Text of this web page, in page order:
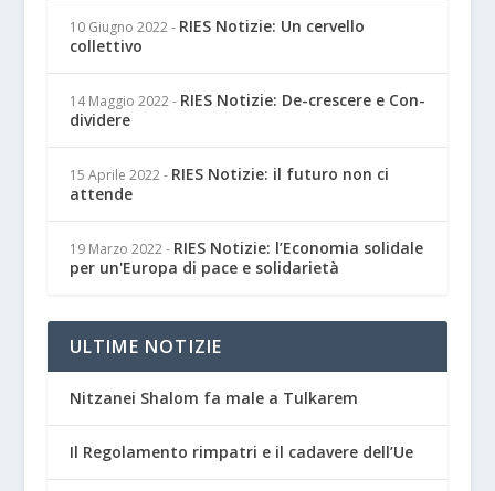
10 Giugno 2022 - RIES Notizie: Un cervello
collettivo
14 Maggio 2022 - RIES Notizie: De-crescere e Con-
dividere
15 Aprile 2022 - RIES Notizie: il futuro non ci
attende
19 Marzo 2022 - RIES Notizie: l’Economia solidale
per un'Europa di pace e solidarietà
ULTIME NOTIZIE
Nitzanei Shalom fa male a Tulkarem
Il Regolamento rimpatri e il cadavere dell’Ue